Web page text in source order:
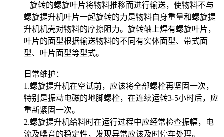
旋转的螺旋叶片将物料推移而进行输送，使物料不与
螺旋提升机叶片一起旋转的力是物料自身重量和螺旋提
升机机壳对物料的摩擦阻力。旋转轴上焊有螺旋叶片，
叶片的面型根据输送物料的不同有实体面型、带式面
型、叶片面型等型式。
日常维护：
1.螺旋提升机在空试前，应该将全部螺栓再坚固一次，
特别是振动电磁的地脚螺栓，在连续运转3-5小时后，应
重新紧固一次。
2.螺旋提升机给料时在运行过程中应经常检查振幅，电
流及噪音的稳定性，发现异常应该及时停车处理。